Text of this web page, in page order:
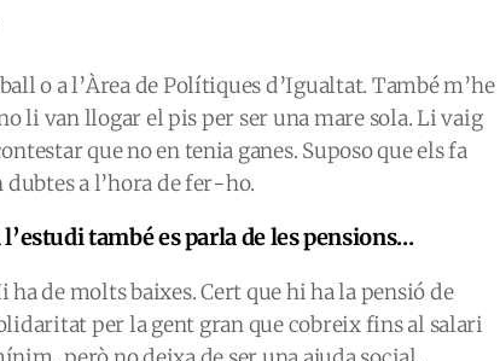
o a l’Àrea de Polítiques d’Igualtat. També m’he
li van llogar el pis per ser una mare sola. Li vaig
que no en tenia ganes. Suposo que els fa
a l’hora de fer-ho.
l’estudi també es parla de les pensions...
ha de molts baixes. Cert que hi ha la pensió de
per la gent gran que cobreix fins al salari